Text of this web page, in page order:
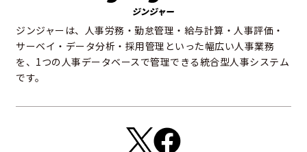
ジンジャーは、人事労務・勤怠管理・給与計算・人事評価・
サーベイ・データ分析・採用管理といった幅広い人事業務
を、1つの人事データベースで管理できる統合型人事システム
です。